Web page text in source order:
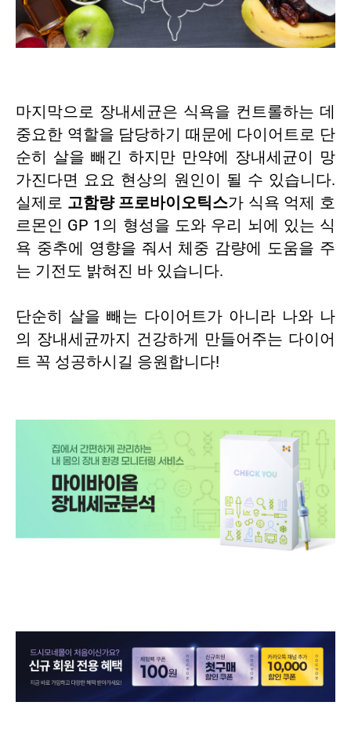
마지막으로 장내세균은 식욕을 컨트롤하는 데
중요한 역할을 담당하기 때문에 다이어트로 단
순히 살을 빼긴 하지만 만약에 장내세균이 망
가진다면 요요 현상의 원인이 될 수 있습니다.
실제로 고함량 프로바이오틱스가 식욕 억제 호
르몬인 GP 1의 형성을 도와 우리 뇌에 있는 식
욕 중추에 영향을 줘서 체중 감량에 도움을 주
는 기전도 밝혀진 바 있습니다.
단순히 살을 빼는 다이어트가 아니라 나와 나
의 장내세균까지 건강하게 만들어주는 다이어
트 꼭 성공하시길 응원합니다!